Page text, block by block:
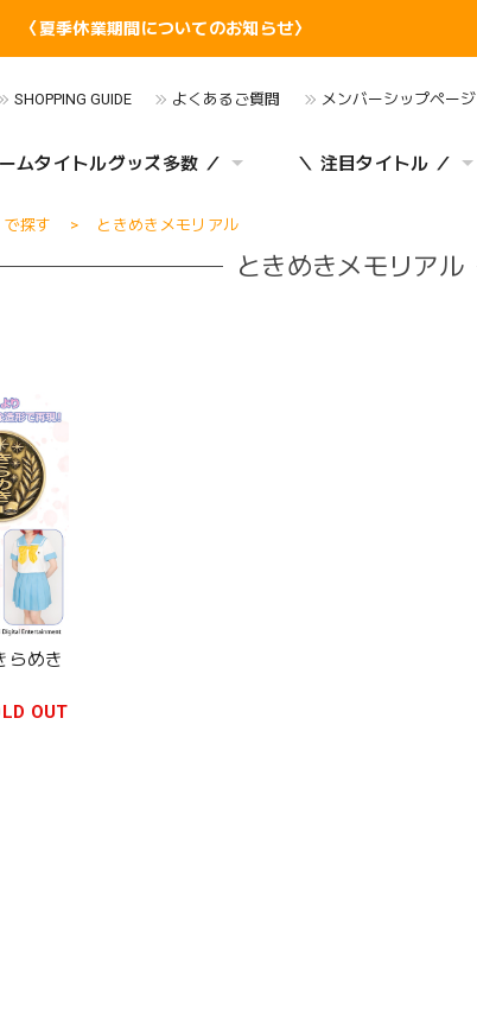
〈夏季休業期間についてのお知らせ〉
SHOPPING GUIDE よくあるご質問 メンバーシップページ
ムタイトルグッズ多数 ／ ＼ 注目タイトル ／
で探す ときめきメモリアル
ときめきメモリアル
らめき
OUT